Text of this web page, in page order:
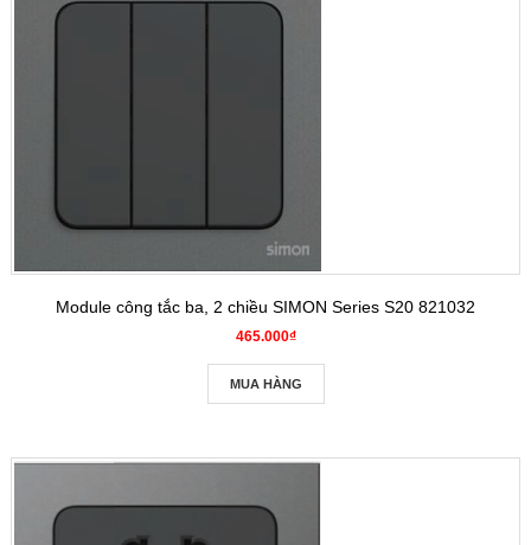
Module công tắc ba, 2 chiều SIMON Series S20 821032
465.000₫
MUA HÀNG